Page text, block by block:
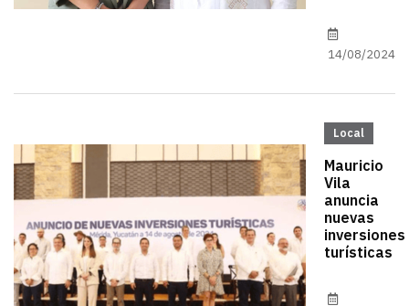
14/08/2024
Local
Mauricio
Vila
anuncia
nuevas
inversiones
turísticas